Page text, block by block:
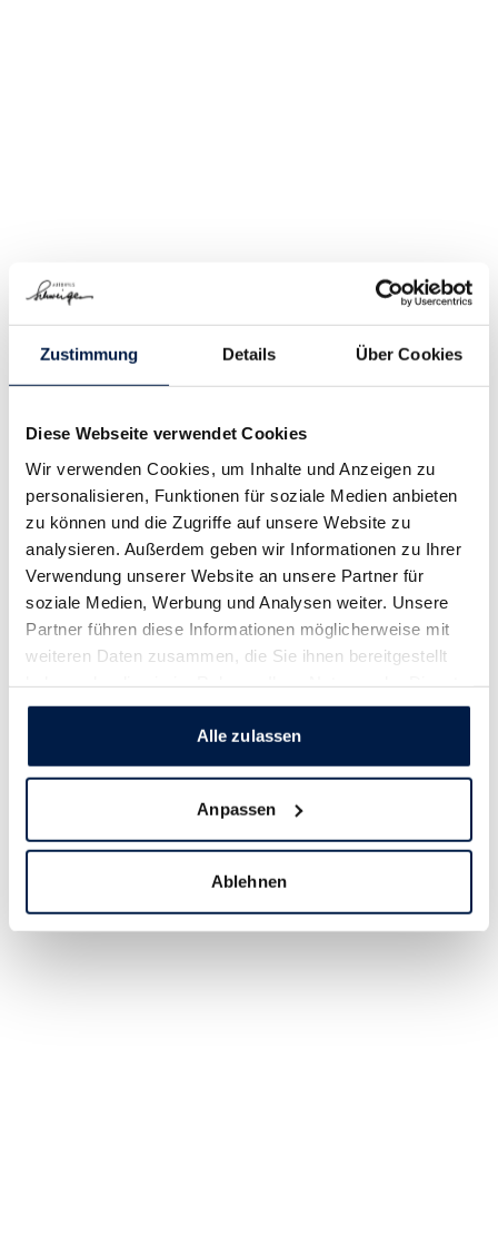
Zustimmung Details Über Cookies
Diese Webseite verwendet Cookies
Wir verwenden Cookies, um Inhalte und Anzeigen zu
personalisieren, Funktionen für soziale Medien anbieten
zu können und die Zugriffe auf unsere Website zu
analysieren. Außerdem geben wir Informationen zu Ihrer
Verwendung unserer Website an unsere Partner für
soziale Medien, Werbung und Analysen weiter. Unsere
Partner führen diese Informationen möglicherweise mit
weiteren Daten zusammen, die Sie ihnen bereitgestellt
gesammelt haben.
Alle zulassen
Anpassen
Ablehnen